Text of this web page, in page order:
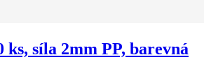
ks, síla 2mm PP, barevná